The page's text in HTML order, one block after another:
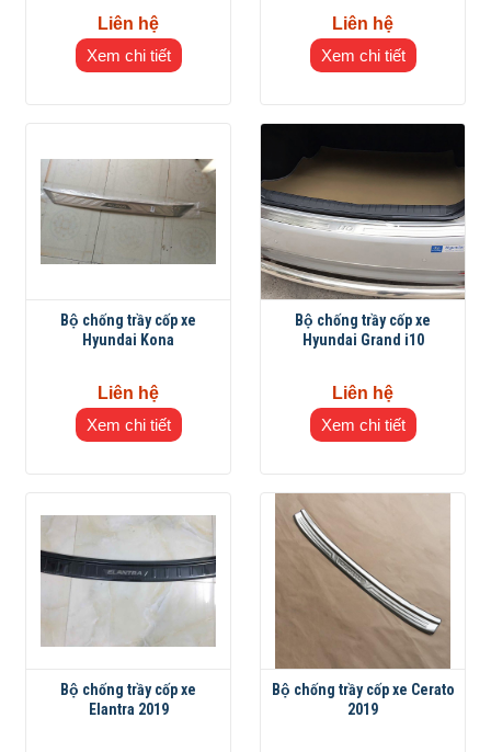
Liên hệ
Xem chi tiết
Liên hệ
Xem chi tiết
Bộ chống trầy cốp xe
Hyundai Kona
Liên hệ
Xem chi tiết
Bộ chống trầy cốp xe
Hyundai Grand i10
Liên hệ
Xem chi tiết
Bộ chống trầy cốp xe
Elantra 2019
Bộ chống trầy cốp xe Cerato
2019